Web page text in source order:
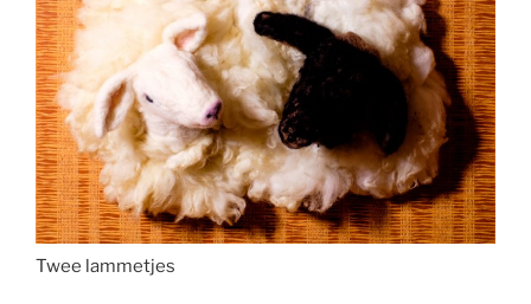
Twee lammetjes